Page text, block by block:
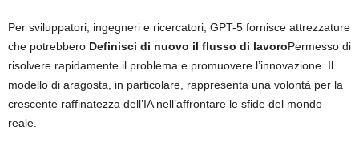
Per sviluppatori, ingegneri e ricercatori, GPT-5 fornisce attrezzature
che potrebbero Definisci di nuovo il flusso di lavoroPermesso di
risolvere rapidamente il problema e promuovere l’innovazione. Il
modello di aragosta, in particolare, rappresenta una volontà per la
crescente raffinatezza dell’IA nell’affrontare le sfide del mondo
reale.